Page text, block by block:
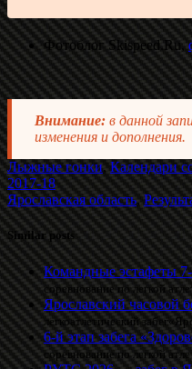
Фотоблог Skispeed.Ru,
Внимание: в данной
изменения и дополнения.
Лыжные гонки,Календари
2017-18
Ярославская область,
Similar posts
Командные эстафеты 7-
соревнование по легкой
Ярославский часовой
легкоатлетический
6-й этап забега
соревнование по легкой